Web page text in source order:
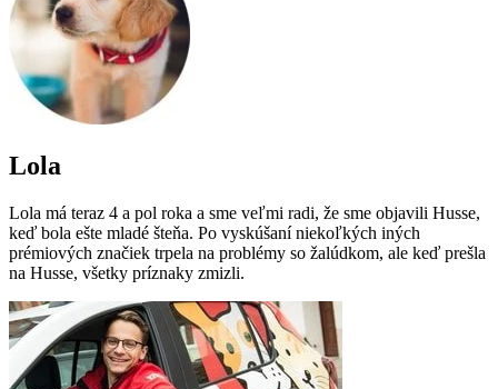
Lola
Lola má teraz 4 a pol roka a sme veľmi radi, že sme objavili Husse,
keď bola ešte mladé šteňa. Po vyskúšaní niekoľkých iných
prémiových značiek trpela na problémy so žalúdkom, ale keď prešla
na Husse, všetky príznaky zmizli.